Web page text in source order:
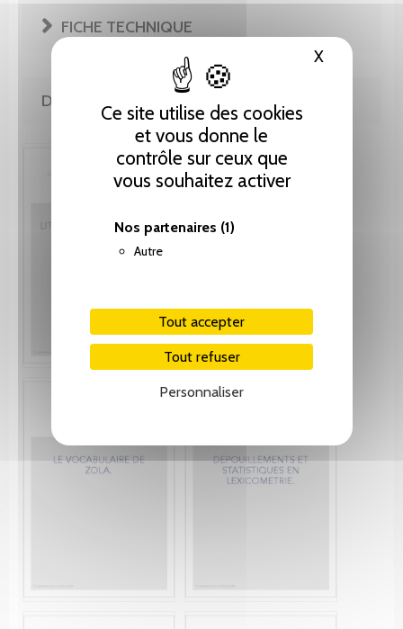
Ce site utilise des cookies
et vous donne le
contrôle sur ceux que
vous souhaitez activer
Nos partenaires (1)
Autre
Tout accepter
Tout refuser
Personnaliser
XMasquer
FICHE TECHNIQUE
DE LA MÊME COLLECTION